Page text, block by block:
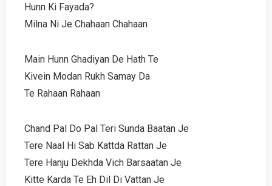
Hunn Ki Fayada?
Milna Ni Je Chahaan Chahaan
Main Hunn Ghadiyan De Hath Te
Kivein Modan Rukh Samay Da
Te Rahaan Rahaan
Chand Pal Do Pal Teri Sunda Baatan Je
Tere Naal Hi Sab Kattda Rattan Je
Tere Hanju Dekhda Vich Barsaatan Je
Kitte Karda Te Eh Dil Di Vattan Je